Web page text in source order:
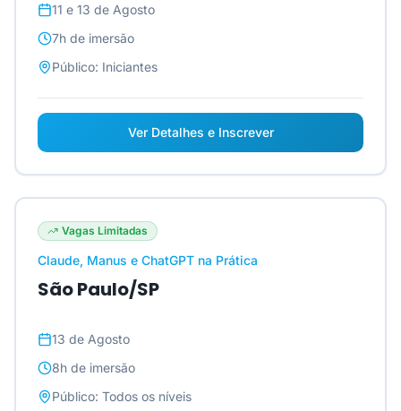
11 e 13 de Agosto
7h de imersão
Público: Iniciantes
Ver Detalhes e Inscrever
Vagas Limitadas
Claude, Manus e ChatGPT na Prática
São Paulo/SP
13 de Agosto
8h de imersão
Público: Todos os níveis